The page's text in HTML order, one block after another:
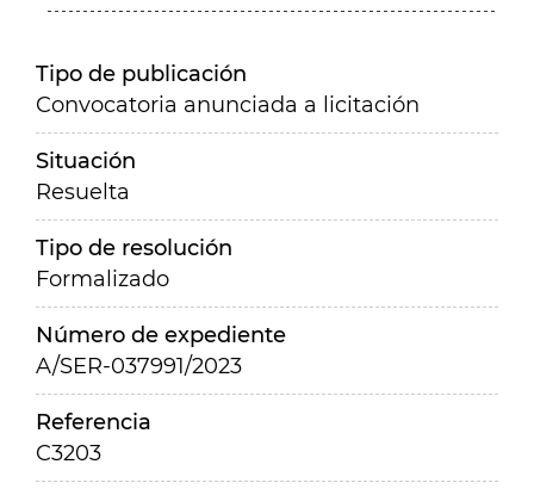
Tipo de publicación
Convocatoria anunciada a licitación
Situación
Resuelta
Tipo de resolución
Formalizado
Número de expediente
A/SER-037991/2023
Referencia
C3203